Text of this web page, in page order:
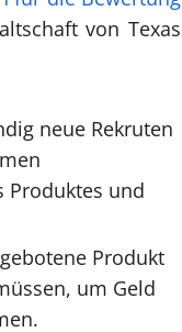
von Texas
neue Rekruten
Produktes und
Produkt
um Geld